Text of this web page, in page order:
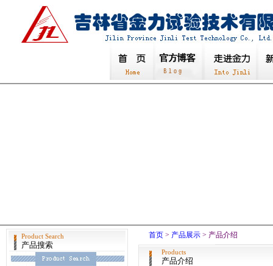
Product Search
产品搜索
首页 > 产品展示 > 产品介绍
Products
产品介绍